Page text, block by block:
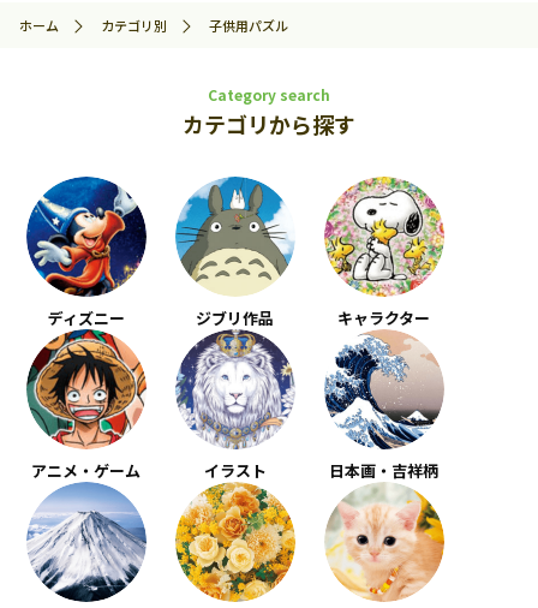
ホーム カテゴリ別 子供用パズル
Category search
カテゴリから探す
ディズニー ジブリ作品 キャラクター
アニメ・ゲーム イラスト 日本画・吉祥柄